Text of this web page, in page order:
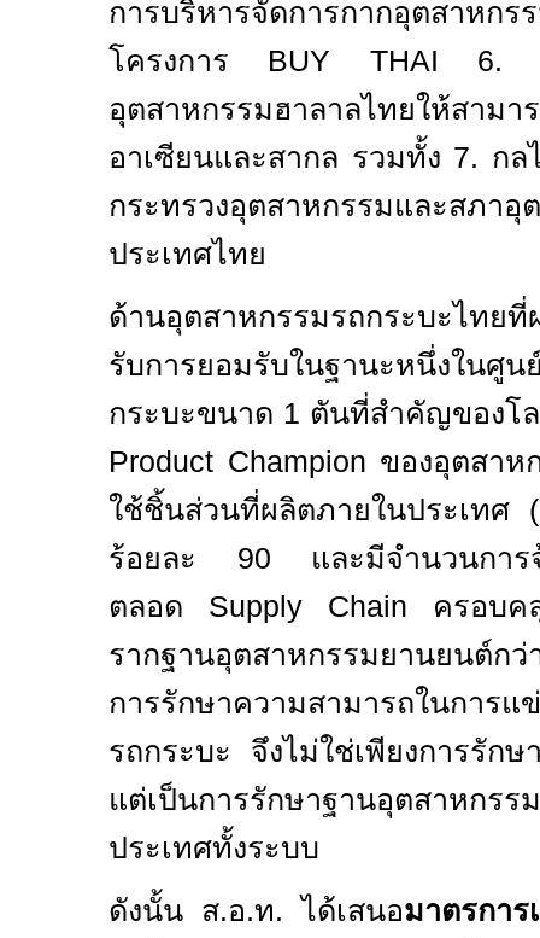
การบริหารจัดการกากอุตสาหก
โครงการ BUY THAI
6.
อุตสาหกรรมฮาลาลไทยให้สามา
อาเซียนและสากล รวมทั้ง 7. กล
กระทรวงอุตสาหกรรมและสภาอุ
ประเทศไทย
ด้านอุตสาหกรรมรถกระบะไทย
รับการยอมรับในฐานะหนึ่งในศูน
กระบะขนาด 1 ตันที่สำคัญของโ
Product Champion ของอุตสาห
ใช้ชิ้นส่วนที่ผลิตภายในประเทศ (
ร้อยละ 90 และมีจำนวนการ
ตลอด Supply Chain ครอบค
รากฐานอุตสาหกรรมยานยนตกว่
การรักษาความสามารถในการแ
รถกระบะ จึงไม่ใช่เพียงการรัก
แต่เป็นการรักษาฐานอุตสาหกรร
ประเทศทั้งระบบ
ดังนั้น ส.อ.ท. ได้เสนอมาตรการ